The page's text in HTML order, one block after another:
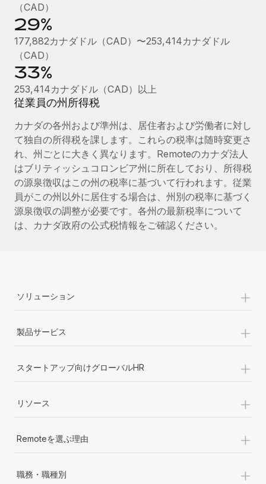
（CAD）
29%
177,882カナダドル（CAD）〜253,414カナダドル
（CAD）
33%
253,414カナダドル（CAD）以上
従業員の州所得税
カナダの各州および準州は、居住者および労働者に対し
て独自の所得税を課します。これらの税率は随時変更さ
れ、州ごとに大きく異なります。Remoteのカナダ法人
はブリティッシュコロンビア州に所在しており、所得税
の源泉徴収はこの州の税率に基づいて行われます。従業
員がこの州以外に居住する場合は、州別の税率に基づく
源泉徴収の調整が必要です。各州の最新税率について
は、カナダ政府の公式税情報をご確認ください。
ソリューション +
製品サービス +
スタートアップ向けグローバルHR +
リソース +
Remoteを選ぶ理由 +
職務・職種別 +